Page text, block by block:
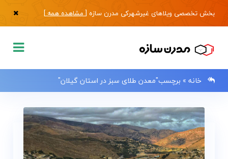
بخش تخصصی ویلاهای غیرشهرکی مدرن سازه [مشاهده همه]
خانه» برچسب"معدن طلای سبز در استان گیلان"
0133483